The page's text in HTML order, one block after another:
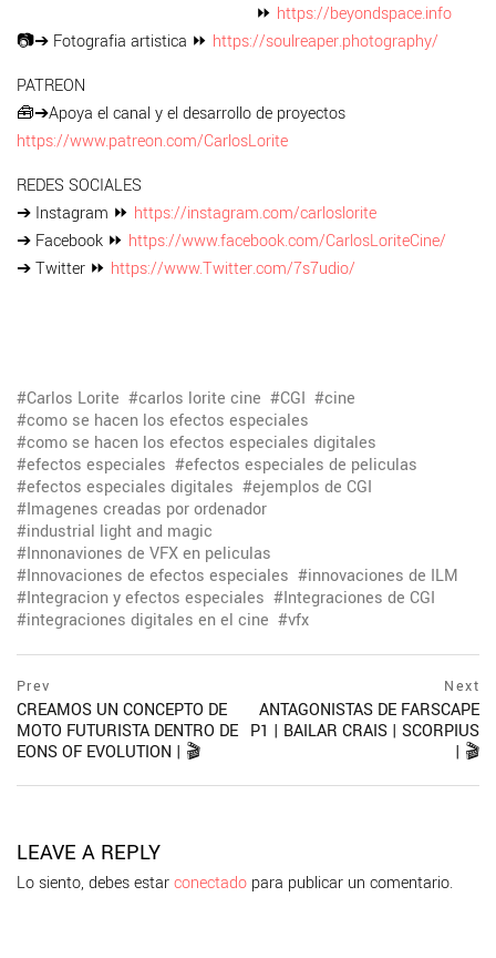
⏩ https://beyondspace.info
📷➔ Fotografia artistica ⏩ https://soulreaper.photography/
PATREON
🧰➔Apoya el canal y el desarrollo de proyectos
https://www.patreon.com/CarlosLorite
REDES SOCIALES
➔ Instagram ⏩ https://instagram.com/carloslorite
➔ Facebook ⏩ https://www.facebook.com/CarlosLoriteCine/
➔ Twitter ⏩ https://www.Twitter.com/7s7udio/
Carlos Lorite carlos lorite cine CGI
cine
como se hacen los efectos especiales
como se hacen los efectos especiales digitales
efectos especiales
efectos especiales de peliculas
efectos especiales digitales
ejemplos de CGI
Imagenes creadas por ordenador
industrial light and magic
Innonaviones de VFX en peliculas
Innovaciones de efectos especiales
innovaciones de ILM
Integracion y efectos especiales
Integraciones de CGI
integraciones digitales en el cine
vfx
Navegación
de
entradas
Prev
postPrevious
page
CREAMOS UN CONCEPTO DE
MOTO FUTURISTA DENTRO DE
EONS OF EVOLUTION | 🎬
Next
ANTAGONISTAS DE FARSCAPE
P1 | BAILAR CRAIS | SCORPIUS
| 🎬
LEAVE A REPLY
Lo siento, debes estarconectado para publicar un comentario.